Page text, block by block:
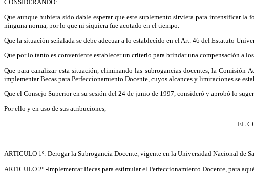
CONSIDERANDO:
Que aunque hubiera sido dable esperar que este suplemento sirviera para intensificar la
ninguna norma, por lo que ni siquiera fue acotado en el tiempo.
Que la situación señalada se debe adecuar a lo establecido en el Art. 46 del Estatuto
Que por lo tanto es conveniente establecer un criterio para brindar una compensación a
Que para canalizar esta situación, eliminando las subrogancias docentes, la Comisión
implementar Becas para Perfeccionamiento Docente, cuyos alcances y limitaciones se
Que el Consejo Superior en su sesión del 24 de junio de 1997, consideró y aprobó lo
Por ello y en uso de sus atribuciones,
EL
ARTICULO 1º.-Derogar la Subrogancia Docente, vigente en la Universidad Nacional de
ARTICULO 2º.-Implementar Becas para estimular el Perfeccionamiento Docente, para